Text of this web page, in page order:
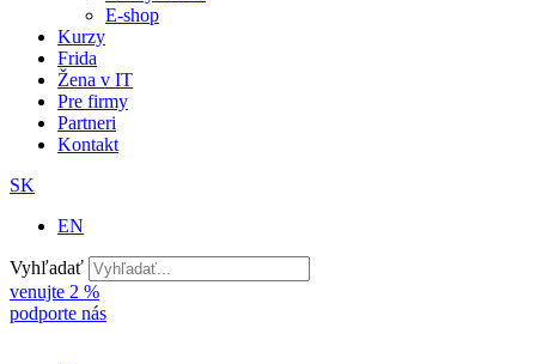
E-shop
Kurzy
Frida
Žena v IT
Pre firmy
Partneri
Kontakt
SK
EN
Vyhľadať
venujte 2 %
podporte nás